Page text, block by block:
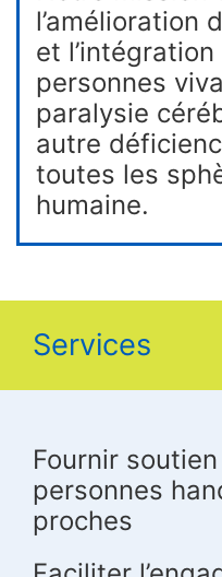
l’amélioration
et
personnes
paralysie
autre
toutes les
humaine.
Services
Fournir
personnes
proches